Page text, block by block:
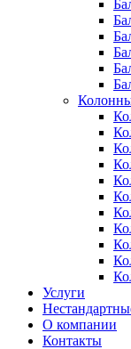
Услуги
О компании
Контакты